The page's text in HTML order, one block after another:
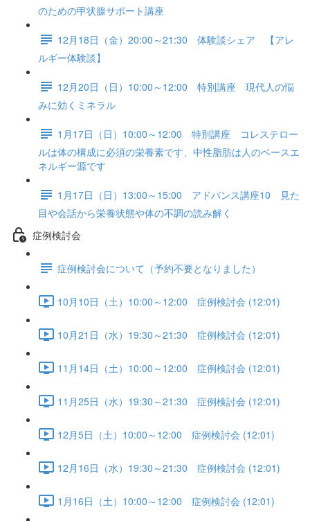
のための甲状腺サポート講座
12月18日（金）20:00～21:30 体験談シェア 【アレ
ルギー体験談】
12月20日（日）10:00～12:00 特別講座 現代人の悩
みに効くミネラル
1月17日（日）10:00～12:00 特別講座 コレステロー
ルは体の構成に必須の栄養素です、中性脂肪は人のベースエ
ネルギー源です
1月17日（日）13:00～15:00 アドバンス講座10 見た
目や会話から栄養状態や体の不調の読み解く
症例検討会
症例検討会について（予約不要となりました）
10月10日（土）10:00～12:00 症例検討会 (12:01)
10月21日（水）19:30～21:30 症例検討会 (12:01)
11月14日（土）10:00～12:00 症例検討会 (12:01)
11月25日（水）19:30～21:30 症例検討会 (12:01)
12月5日（土）10:00～12:00 症例検討会 (12:01)
12月16日（水）19:30～21:30 症例検討会 (12:01)
1月16日（土）10:00～12:00 症例検討会 (12:01)